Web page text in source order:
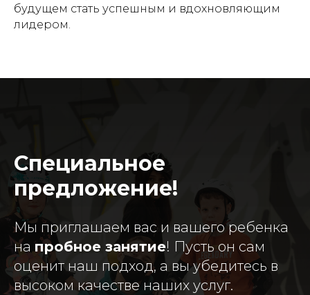
будущем стать успешным и вдохновляющим
лидером.
Специальное
предложение!
Мы приглашаем вас и вашего ребенка
на пробное занятие! Пусть он сам
оценит наш подход, а вы убедитесь в
высоком качестве наших услуг.